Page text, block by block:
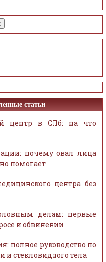
статьи
центр в СПб: на что
почему овал лица
помогает
центра без
делам: первые
и обвинении
полное руководство по
и стекловидного тела